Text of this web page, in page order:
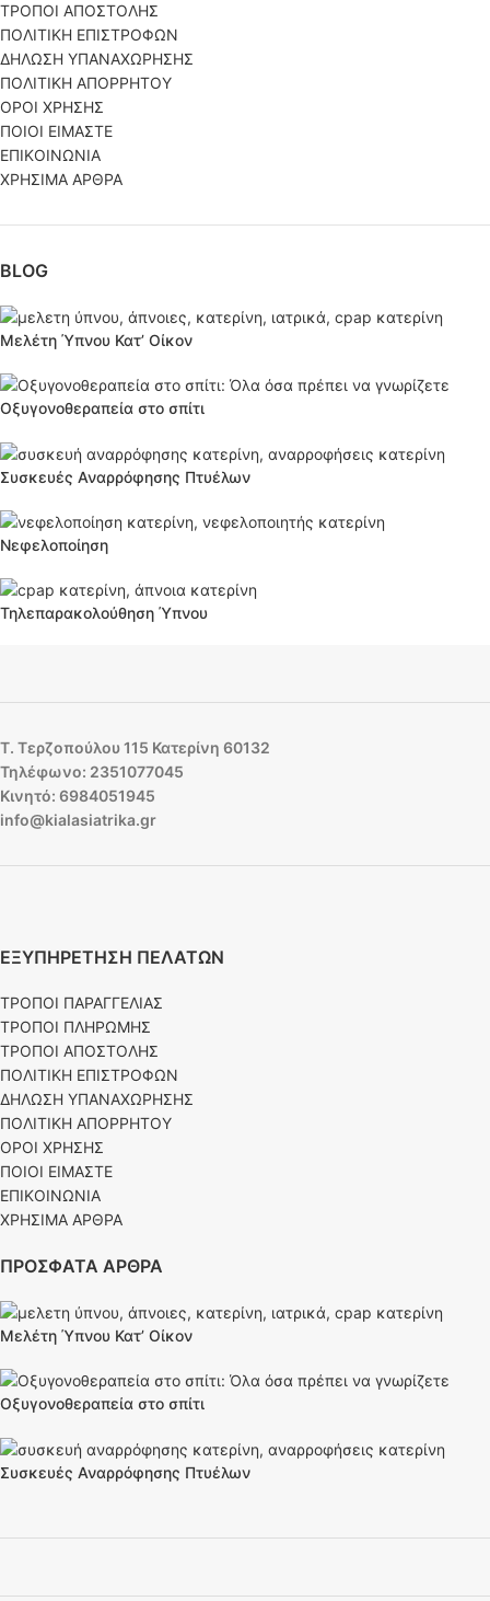
ΤΡΟΠΟΙ ΑΠΟΣΤΟΛΗΣ
ΠΟΛΙΤΙΚΗ ΕΠΙΣΤΡΟΦΩΝ
ΔΗΛΩΣΗ ΥΠΑΝΑΧΩΡΗΣΗΣ
ΠΟΛΙΤΙΚΗ ΑΠΟΡΡΗΤΟΥ
ΟΡΟΙ ΧΡΗΣΗΣ
ΠΟΙΟΙ ΕΙΜΑΣΤΕ
ΕΠΙΚΟΙΝΩΝΙΑ
ΧΡΗΣΙΜΑ ΑΡΘΡΑ
BLOG
Μελέτη Ύπνου Κατ’ Οίκον
Οξυγονοθεραπεία στο σπίτι
Συσκευές Αναρρόφησης Πτυέλων
Νεφελοποίηση
Τηλεπαρακολούθηση Ύπνου
Τ. Τερζοπούλου 115 Κατερίνη 60132
Τηλέφωνο: 2351077045
Κινητό: 6984051945
info@kialasiatrika.gr
ΕΞΥΠΗΡΕΤΗΣΗ ΠΕΛΑΤΩΝ
ΤΡΟΠΟΙ ΠΑΡΑΓΓΕΛΙΑΣ
ΤΡΟΠΟΙ ΠΛΗΡΩΜΗΣ
ΤΡΟΠΟΙ ΑΠΟΣΤΟΛΗΣ
ΠΟΛΙΤΙΚΗ ΕΠΙΣΤΡΟΦΩΝ
ΔΗΛΩΣΗ ΥΠΑΝΑΧΩΡΗΣΗΣ
ΠΟΛΙΤΙΚΗ ΑΠΟΡΡΗΤΟΥ
ΟΡΟΙ ΧΡΗΣΗΣ
ΠΟΙΟΙ ΕΙΜΑΣΤΕ
ΕΠΙΚΟΙΝΩΝΙΑ
ΧΡΗΣΙΜΑ ΑΡΘΡΑ
ΠΡΟΣΦΑΤΑ ΑΡΘΡΑ
Μελέτη Ύπνου Κατ’ Οίκον
Οξυγονοθεραπεία στο σπίτι
Συσκευές Αναρρόφησης Πτυέλων